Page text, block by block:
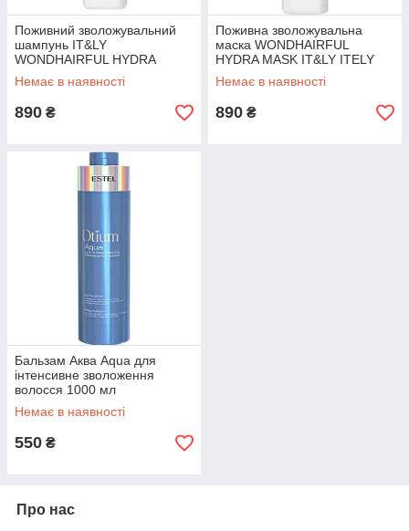
Поживний зволожувальний
шампунь IT&LY
WONDHAIRFUL HYDRA
SHAMPOO ITELY
Немає в наявності
890 ₴
Поживна зволожувальна
маска WONDHAIRFUL
HYDRA MASK IT&LY ITELY
Немає в наявності
890 ₴
Бальзам Аква Aqua для
інтенсивне зволоження
волосся 1000 мл
Немає в наявності
550 ₴
Про нас